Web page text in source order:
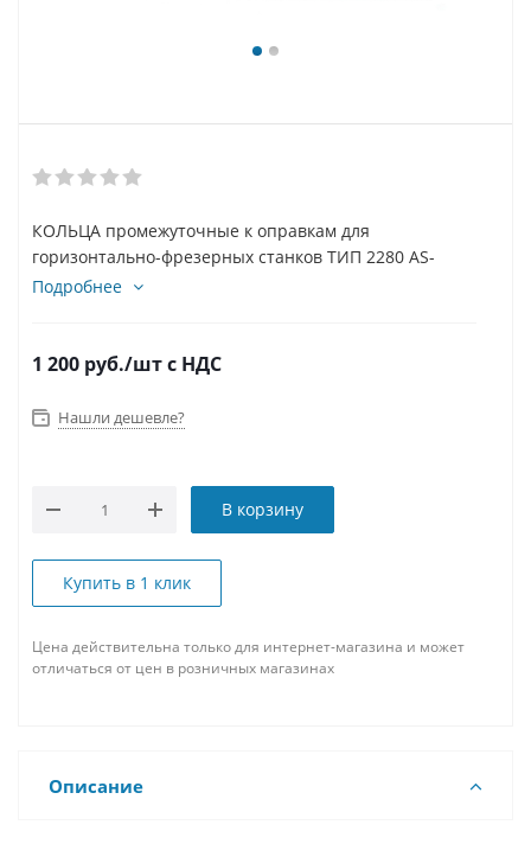
КОЛЬЦА промежуточные к оправкам для
горизонтально-фрезерных станков ТИП 2280 AS-
13x23xL комплект из 6 шт.
Подробнее
1 200 руб./штс НДС
Нашли дешевле?
В корзину
Купить в 1 клик
Цена действительна только для интернет-магазина и может
отличаться от цен в розничных магазинах
Описание